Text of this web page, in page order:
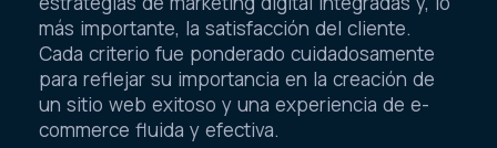
más importante, la satisfacción del cliente.
Cada criterio fue ponderado cuidadosamente
para reflejar su importancia en la creación de
un sitio web exitoso y una experiencia de e-
commerce fluida y efectiva.